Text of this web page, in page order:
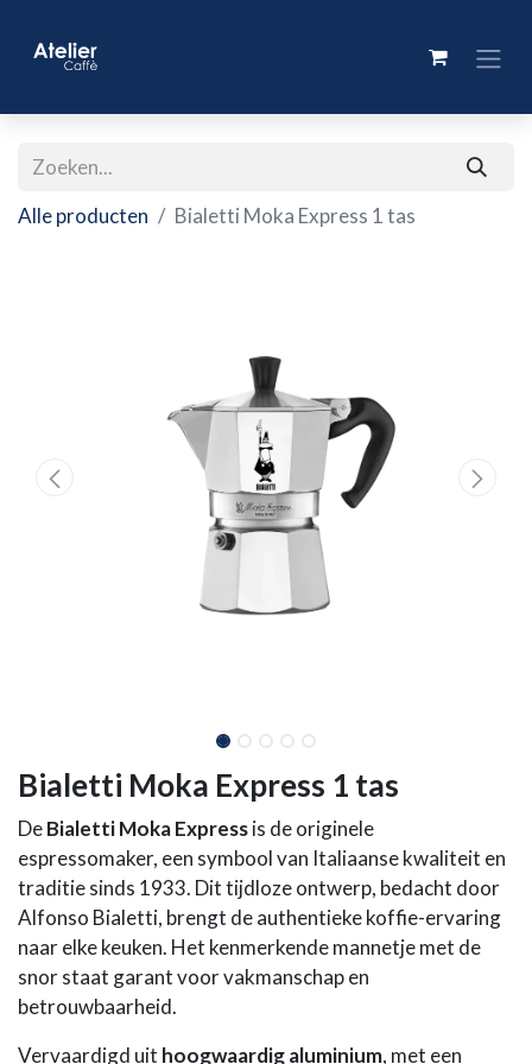
Alle producten Bialetti Moka Express 1 tas
Bialetti Moka Express 1 tas
DeBialetti Moka Expressis de originele
espressomaker, een symbool van Italiaanse kwaliteit en
traditie sinds 1933. Dit tijdloze ontwerp, bedacht door
Alfonso Bialetti, brengt de authentieke koffie-ervaring
naar elke keuken. Het kenmerkende mannetje met de
snor staat garant voor vakmanschap en
betrouwbaarheid.
Vervaardigd uit hoogwaardig aluminium, met een